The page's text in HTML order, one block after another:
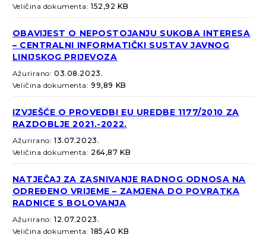
Veličina dokumenta:152,92 KB
OBAVIJEST O NEPOSTOJANJU SUKOBA INTERESA
– CENTRALNI INFORMATIČKI SUSTAV JAVNOG
LINIJSKOG PRIJEVOZA
Ažurirano:03.08.2023.
Veličina dokumenta:99,89 KB
IZVJEŠĆE O PROVEDBI EU UREDBE 1177/2010 ZA
RAZDOBLJE 2021.-2022.
Ažurirano:13.07.2023.
Veličina dokumenta: 264,87 KB
NATJEČAJ ZA ZASNIVANJE RADNOG ODNOSA NA
ODREĐENO VRIJEME – ZAMJENA DO POVRATKA
RADNICE S BOLOVANJA
Ažurirano:12.07.2023.
Veličina dokumenta:185,40 KB